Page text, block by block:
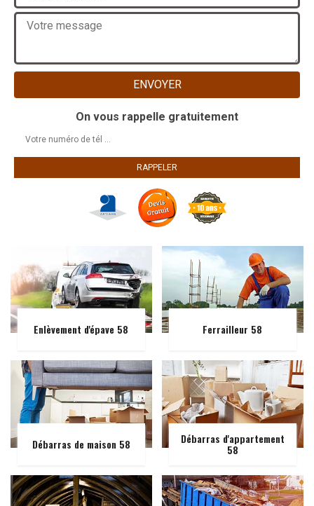
On vous rappelle gratuitement
Enlèvement d'épave 58 Ferrailleur 58
Débarras de maison 58 Débarras d'appartement
58